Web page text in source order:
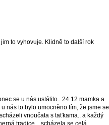
to vyhovuje. Klidně to další rok
se u nás ustálilo.. 24.12 mamka a
nás to bylo umocněno tím, že jsme se
vnoučata s taťkama.. a každý
tradice... scházela se celá